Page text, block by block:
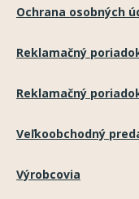
Ochrana osobných
Reklamačný
Reklamačný
Veľkoobchodný
Výrobcovia